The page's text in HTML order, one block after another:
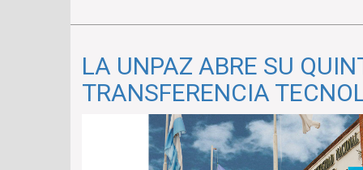
REALIZÓ
LA
UNPAZ
UNA
NUEVA
EDICIÓN
LA UNPAZ ABRE SU
TRANSFERENCIA